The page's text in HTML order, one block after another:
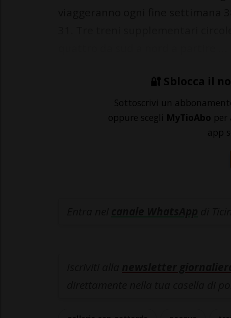
🔐 Sblocca il
Sottoscrivi un
oppure scegli MyTioAbo per
app